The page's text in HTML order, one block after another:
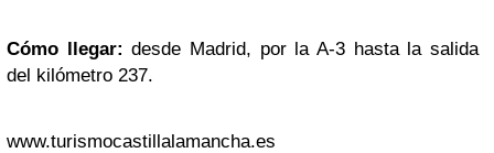
Cómo llegar: desde Madrid, por la A-3 hasta la salida
del kilómetro 237.
www.turismocastillalamancha.es